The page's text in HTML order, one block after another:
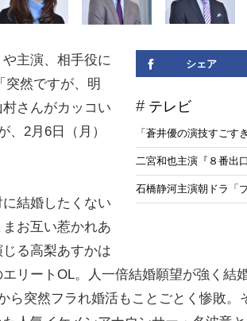
シェア
テレビ
「蒼井優の演技すご
二宮和也主演『８番出
石橋静河主演朝ドラ「
主演、相手役に
突然ですが、明
さんがカッコい
、2月6日（月）
結婚したくない
お互い惹かれあ
る高梨あすかは
リートOL。人一倍結婚願望が強く結
ら突然フラれ婚活もことごとく惨敗。